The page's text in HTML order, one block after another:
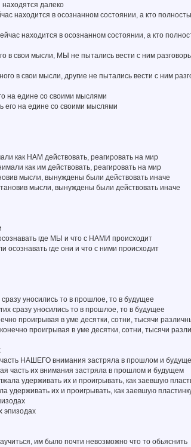
далеко
находится в осознанном состоянии, а кто
находится в осознанном состоянии, а кто
в свои мысли, МЫ не пытались вести с ним
в свои мысли, другие не пытались вести с ним
на едине со своими мыслями
его на едине со своими мыслями
как НАМ действовать, реагировать на мир
как им действовать, реагировать на мир
мысли, вынуждены были действовать иначе
мысли, вынуждены были действовать иначе
где МЫ и что с НАМИ происходит
осознавать где они и что с ними происходит
уносились то в прошлое, то в будущее
сразу уносились то в прошлое, то в будущее
проигрывая в уме десятки, сотни, тысячи
проигрывая в уме десятки, сотни, тысячи
НАШЕГО внимания застряла в прошлом и
часть их внимания застряла в прошлом и будущем
удерживать их и проигрывать, как заевшую
удерживать их и проигрывать, как заевшую
эпизодах
им было почти невозможно что то обьяснить